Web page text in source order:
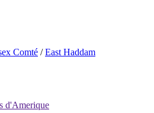
Comté /East Haddam
d'Amerique